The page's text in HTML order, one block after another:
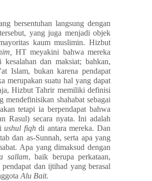
bersentuhan langsung dengan
yang juga menjadi objek
kaum muslimin. Hizbut
HT meyakini bahwa mereka
kesalahan dan maksiat; bahkan,
Islam, bukan karena pendapat
merupakan suatu hal yang dapat
Hizbut Tahrir memiliki definisi
shahabat sebagai
tetapi ia berpendapat bahwa
Rasul) secara nyata. Ini adalah
ushul fiqhdi antara mereka. Dan
dan as-Sunnah, serta apa yang
Apa yang dimaksud dengan
sallam, baik berupa perkataan,
dan ijtihad yang berasal
Alu Bait.